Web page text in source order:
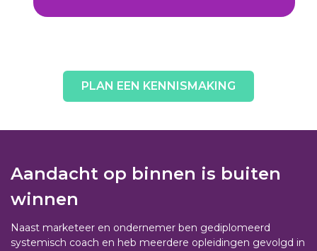
PLAN EEN KENNISMAKING
Aandacht op binnen is buiten
winnen
Naast marketeer en ondernemer ben gediplomeerd
systemisch coach en heb meerdere opleidingen gevolgd in